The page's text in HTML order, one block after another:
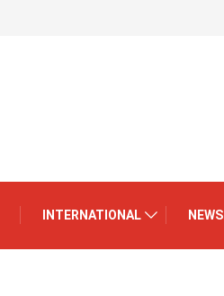
INTERNATIONAL NEWS